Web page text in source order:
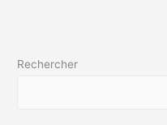
Rechercher